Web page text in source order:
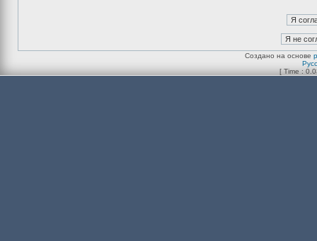
Создано на основе
[ Time :